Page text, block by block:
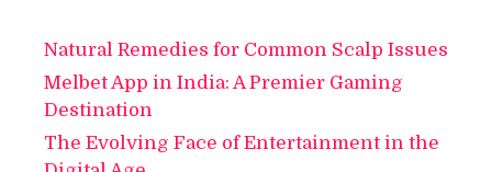
Natural Remedies for Common Scalp Issues
Melbet App in India: A Premier Gaming
Destination
The Evolving Face of Entertainment in the